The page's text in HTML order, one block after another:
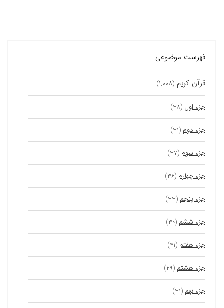
فهرست موضوعی
قرآن کریم (۱,۰۰۸)
جزء اول (۳۸)
جزء دوم (۳۱)
جزء سوم (۳۷)
جزء چهارم (۳۶)
جزء پنجم (۳۳)
جزء ششم (۳۰)
جزء هفتم (۴۱)
جزء هشتم (۲۹)
جزء نهم (۳۱)